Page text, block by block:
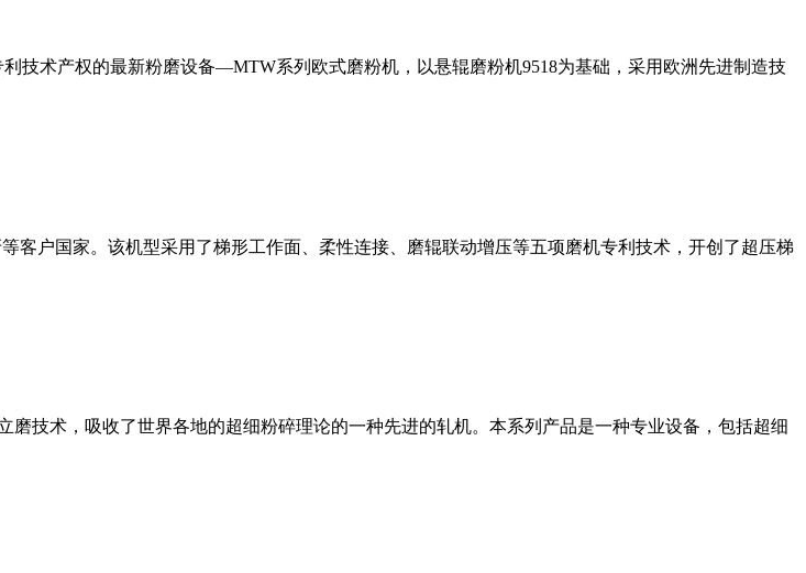
技术产权的最新粉磨设备—MTW系列欧式磨粉机，以悬辊磨粉机9518为基础，采用欧洲先进制造技
客户国家。该机型采用了梯形工作面、柔性连接、磨辊联动增压等五项磨机专利技术，开创了超压梯
技术，吸收了世界各地的超细粉碎理论的一种先进的轧机。本系列产品是一种专业设备，包括超细